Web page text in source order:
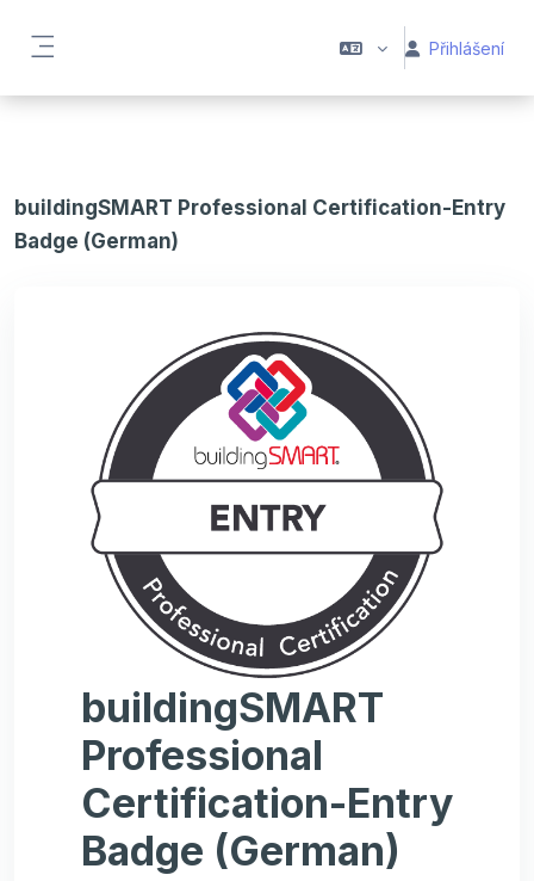
Přihlášení
buildingSMART Professional Certification-Entry
Badge (German)
buildingSMART
Professional
Certification-Entry
Badge (German)